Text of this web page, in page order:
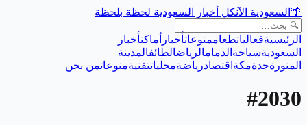
🌴 السعودية الآنكل أخبار السعودية لحظة بلحظة
الرئيسيةفعالياتطعاممنوعاتأخبار أماكنأخبار
السعوديةسياحة الدمامالرياضالطائفالمدينة
المنورةجدةمكة اقتصادرياضةمحلياتتقنيةمنوعاتمن نحن
#2030